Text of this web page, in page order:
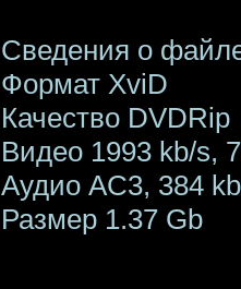
Сведения о
Формат XviD
Качество DVDRip
Видео 1993 kb/s,
Аудио AC3, 384
Размер 1.37 Gb